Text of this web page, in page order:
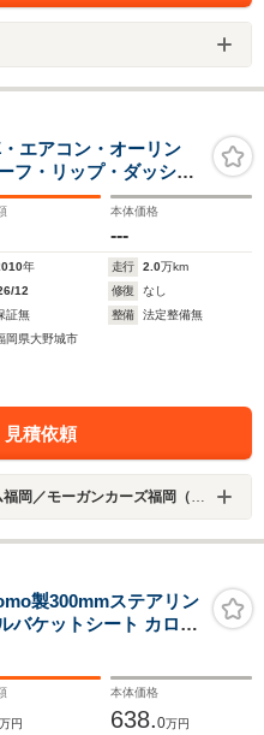
エアコン・オーリン
フ・リップ・ダッシ
ネル・サイドインテー
本体価格
---
年 走行 2.0万km
12 修復
なし
証無 整備
法定整備無
岡県大野城市
積依頼
ーズ福岡（株）ＵＫＳＰＯＲＴＳＣＡＲＳ
製300mmステアリン
バケットシート カロッ
万円
本体価格
638.0万円